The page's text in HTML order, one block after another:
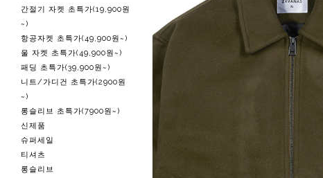
간절기 자켓 초특가(19,900원
~)
항공자켓 초특가(49,900원~)
울 자켓 초특가(49,900원~)
패딩 초특가(39,900원~)
니트/가디건 초특가(2900원
~)
롱슬리브 초특가(7900원~)
신제품
슈퍼세일
티셔츠
롱슬리브